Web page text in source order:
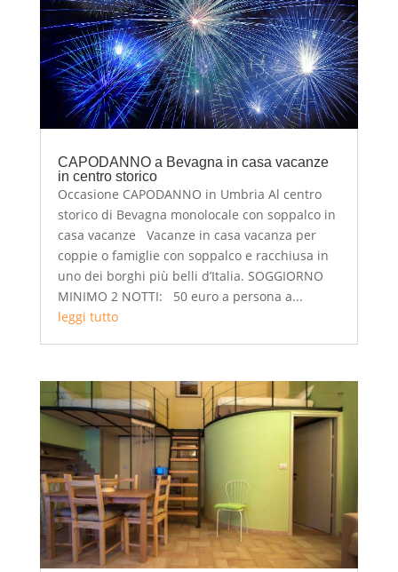
CAPODANNO a Bevagna in casa vacanze
in centro storico
Occasione CAPODANNO in Umbria Al centro
storico di Bevagna monolocale con soppalco in
casa vacanze Vacanze in casa vacanza per
coppie o famiglie con soppalco e racchiusa in
uno dei borghi più belli d’Italia. SOGGIORNO
MINIMO 2 NOTTI: 50 euro a persona a...
leggi tutto